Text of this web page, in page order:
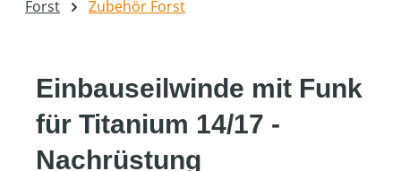
Forst Zubehör Forst
Einbauseilwinde mit Funk
für Titanium 14/17 -
Nachrüstung